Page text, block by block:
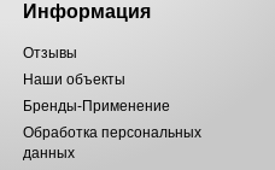
Информация
Отзывы
Наши объекты
Бренды-Применение
Обработка персональных
данных